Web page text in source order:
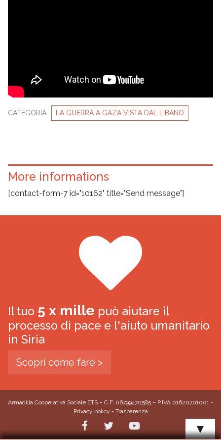
CATEGORIA LA GUERRA A GAZA VISTA DAL LIBANO
More informations
[contact-form-7 id="10162" title="Send message"]
Il tuo 5 x mille può aiutare il
processo di pace e l'aiuto umanitario
in Siria
Scopri come fare >
Armadilla Cooperativa Sociale ETS – C.F. 06799470585 – P.IVA 01620701001 -
Privacy policy - Trasparenza
▼